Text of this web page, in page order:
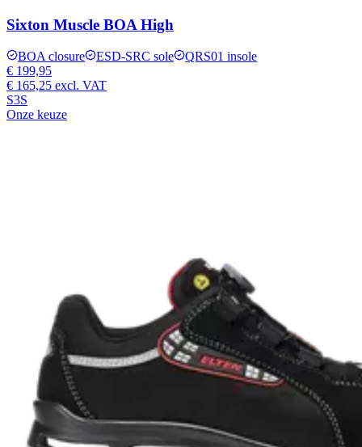
Sixton Muscle BOA High
BOA closure ESD-SRC sole
QRS01 insole
€ 199,95
€ 165,25 excl. VAT
S3S
Onze keuze